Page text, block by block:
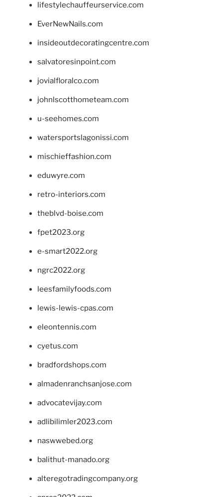
lifestylechauffeurservice.com
EverNewNails.com
insideoutdecoratingcentre.com
salvatoresinpoint.com
jovialfloralco.com
johnlscotthometeam.com
u-seehomes.com
watersportslagonissi.com
mischieffashion.com
eduwyre.com
retro-interiors.com
theblvd-boise.com
fpet2023.org
e-smart2022.org
ngrc2022.org
leesfamilyfoods.com
lewis-lewis-cpas.com
eleontennis.com
cyetus.com
bradfordshops.com
almadenranchsanjose.com
advocatevijay.com
adlibilimler2023.com
naswwebed.org
balithut-manado.org
alteregotradingcompany.org